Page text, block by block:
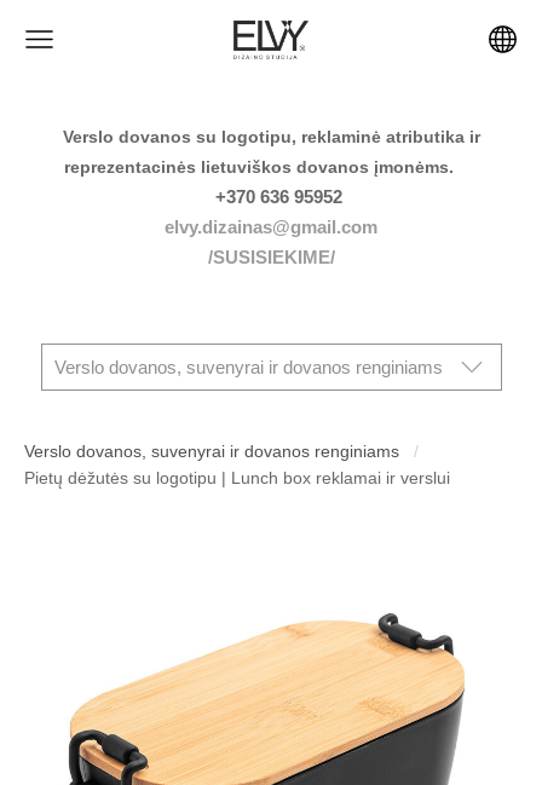
Verslo dovanos su logotipu, reklaminė atributika ir
reprezentacinės lietuviškos dovanos įmonėms.
+370 636 95952
elvy.dizainas@gmail.com
/SUSISIEKIME/
Verslo dovanos, suvenyrai ir dovanos renginiams
Verslo dovanos, suvenyrai ir dovanos renginiams
Pietų dėžutės su logotipu | Lunch box reklamai ir verslui